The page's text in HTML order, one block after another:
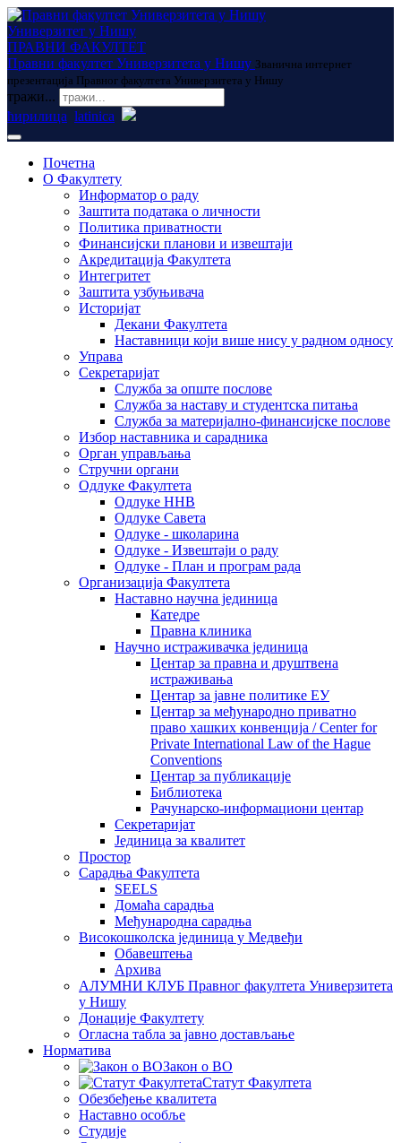
Универзитет у Нишу
ПРАВНИ ФАКУЛТЕТ
Правни факултет Универзитета у Нишу Званична интернет
презентација Правног факултета Универзитета у Нишу
тражи...
ћирилица latinica
Почетна
О Факултету
Информатор о раду
Заштита података о личности
Политика приватности
Финансијски планови и извештаји
Акредитација Факултета
Интегритет
Заштита узбуњивача
Историјат
Декани Факултета
Наставници који више нису у радном односу
Управа
Секретаријат
Служба за опште послове
Служба за наставу и студентска питања
Служба за материјално-финансијске послове
Избор наставника и сарадника
Oрган управљања
Стручни органи
Одлуке Факултета
Одлуке ННВ
Одлуке Савета
Одлуке - школарина
Одлуке - Извештаји о раду
Одлуке - План и програм рада
Организација Факултета
Наставно научна јединица
Катедре
Правна клиника
Научно истраживачка јединица
Центар за правна и друштвена
истраживања
Центар за јавне политике ЕУ
Центар за међународно приватно
право хашких конвенција / Center for
Private International Law of the Hague
Conventions
Центар за публикације
Библиотека
Рачунарско-информациони центар
Секретаријат
Јединица за квалитет
Простор
Сарадња Факултета
SEELS
Домаћа сарадња
Међународна сарадња
Високошколска јединица у Медвеђи
Обавештења
Архива
АЛУМНИ КЛУБ Правног факултета Универзитета
у Нишу
Донације Факултету
Огласна табла за јавно достављање
Норматива
Закон о ВО
Статут Факултета
Обезбеђење квалитета
Наставно особље
Студије